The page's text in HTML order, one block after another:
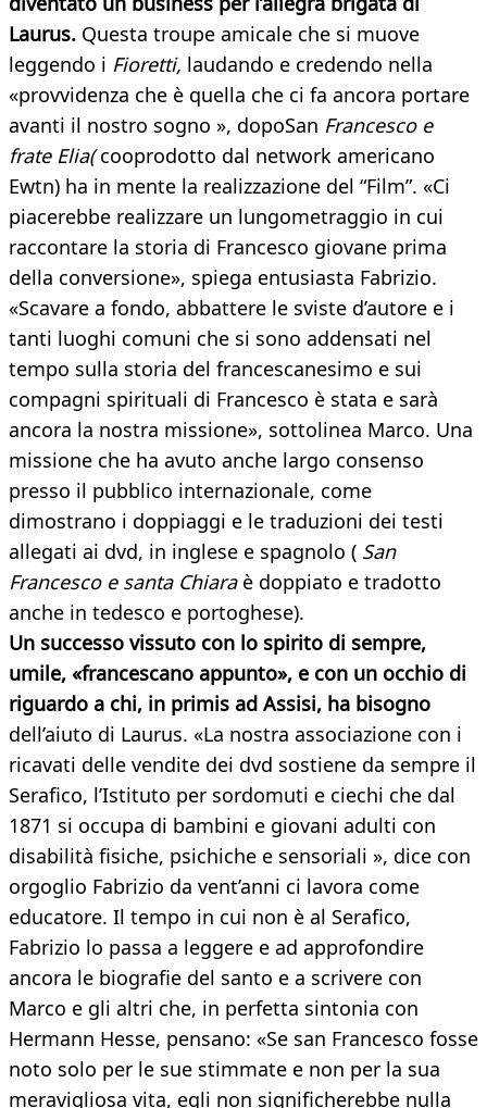
Laurus. Questa troupe amicale che si muove
leggendo i Fioretti, laudando e credendo nella
«provvidenza che è quella che ci fa ancora portare
avanti il nostro sogno », dopoSan Francesco e
frate Elia(cooprodotto dal network americano
Ewtn) ha in mente la realizzazione del “Film”. «Ci
piacerebbe realizzare un lungometraggio in cui
raccontare la storia di Francesco giovane prima
della conversione», spiega entusiasta Fabrizio.
«Scavare a fondo, abbattere le sviste d’autore e i
tanti luoghi comuni che si sono addensati nel
tempo sulla storia del francescanesimo e sui
compagni spirituali di Francesco è stata e sarà
ancora la nostra missione», sottolinea Marco. Una
missione che ha avuto anche largo consenso
presso il pubblico internazionale, come
dimostrano i doppiaggi e le traduzioni dei testi
allegati ai dvd, in inglese e spagnolo ( San
Francesco e santa Chiaraè doppiato e tradotto
anche in tedesco e portoghese).
Un successo vissuto con lo spirito di sempre,
umile, «francescano appunto», e con un occhio di
riguardo a chi, in primis ad Assisi, ha bisogno
dell’aiuto di Laurus. «La nostra associazione con i
ricavati delle vendite dei dvd sostiene da sempre il
Serafico, l’Istituto per sordomuti e ciechi che dal
1871 si occupa di bambini e giovani adulti con
disabilità fisiche, psichiche e sensoriali », dice con
orgoglio Fabrizio da vent’anni ci lavora come
educatore. Il tempo in cui non è al Serafico,
Fabrizio lo passa a leggere e ad approfondire
ancora le biografie del santo e a scrivere con
Marco e gli altri che, in perfetta sintonia con
Hermann Hesse, pensano: «Se san Francesco fosse
noto solo per le sue stimmate e non per la sua
meravigliosa vita, egli non significherebbe nulla